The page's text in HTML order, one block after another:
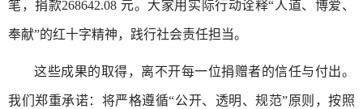
笔，捐款268642.08 元。大家用实际行动诠释“人道、博爱、
奉献”的红十字精神，践行社会责任担当。
这些成果的取得，离不开每一位捐赠者的信任与付出。
我们郑重承诺：将严格遵循“公开、透明、规范”原则，按照